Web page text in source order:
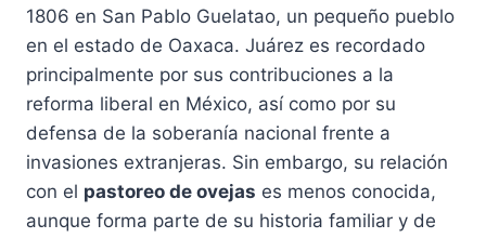
1806 en San Pablo Guelatao, un pequeño pueblo
en el estado de Oaxaca. Juárez es recordado
principalmente por sus contribuciones a la
reforma liberal en México, así como por su
defensa de la soberanía nacional frente a
invasiones extranjeras. Sin embargo, su relación
con el pastoreo de ovejas es menos conocida,
aunque forma parte de su historia familiar y de